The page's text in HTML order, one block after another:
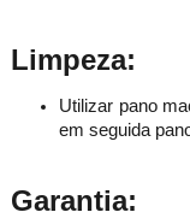
Limpeza:
Utilizar pano
em seguida
Garantia: